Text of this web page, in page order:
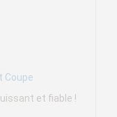
Coupe
et fiable !